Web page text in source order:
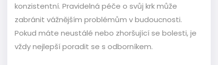
konzistentní. Pravidelná péče o svůj krk může
zabránit vážnějším problémům v budoucnosti.
Pokud máte neustálé nebo zhoršující se bolesti, je
vždy nejlepší poradit se s odborníkem.